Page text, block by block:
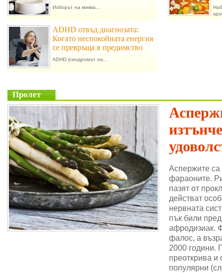
Изборът на мивка...
ADHD отвъд диагнозата:
Когато неспокойната енергия
се превръща в предимство
ADHD (синдромът на...
Пролет
Аспержите
фараоните.
пазят от
действат
нервната
пък били
афродизиак.
фалос, а
2000 години.
преоткрива и
популярни